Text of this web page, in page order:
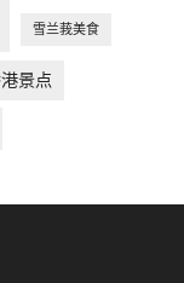
雪兰莪美食
景点